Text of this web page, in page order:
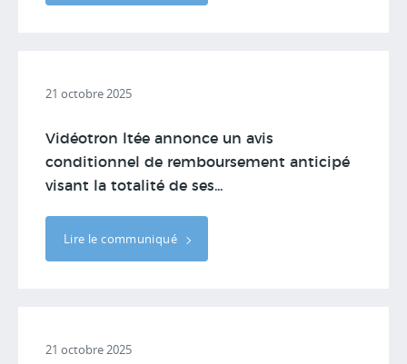
21 octobre 2025
Vidéotron ltée annonce un avis
conditionnel de remboursement anticipé
visant la totalité de ses...
Lire le communiqué
21 octobre 2025